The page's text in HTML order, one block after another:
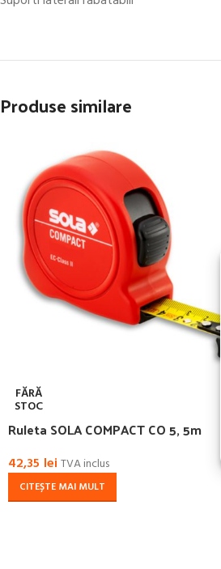
Produse similare
FĂRĂ
STOC
Ruleta SOLA COMPACT CO 5, 5m
42,35 lei TVA inclus
CITEȘTE MAI MULT